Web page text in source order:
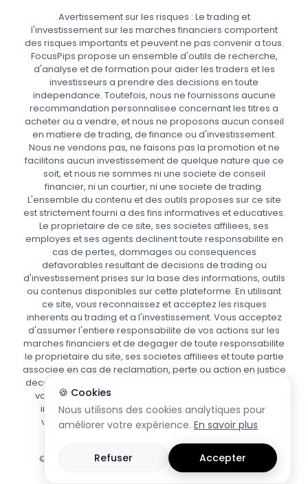
Avertissement sur les risques : Le trading et
l'investissement sur les marches financiers comportent
des risques importants et peuvent ne pas convenir a tous.
FocusPips propose un ensemble d'outils de recherche,
d'analyse et de formation pour aider les traders et les
investisseurs a prendre des decisions en toute
independance. Toutefois, nous ne fournissons aucune
recommandation personnalisee concernant les titres a
acheter ou a vendre, et nous ne proposons aucun conseil
en matiere de trading, de finance ou d'investissement.
Nous ne vendons pas, ne faisons pas la promotion et ne
facilitons aucun investissement de quelque nature que ce
soit, et nous ne sommes ni une societe de conseil
financier, ni un courtier, ni une societe de trading.
L'ensemble du contenu et des outils proposes sur ce site
est strictement fourni a des fins informatives et educatives.
Le proprietaire de ce site, ses societes affiliees, ses
employes et ses agents declinent toute responsabilite en
cas de pertes, dommages ou consequences
defavorables resultant de decisions de trading ou
d'investissement prises sur la base des informations, outils
ou contenus disponibles sur cette plateforme. En utilisant
ce site, vous reconnaissez et acceptez les risques
inherents au trading et a l'investissement. Vous acceptez
d'assumer l'entiere responsabilite de vos actions sur les
marches financiers et de degager de toute responsabilite
le proprietaire du site, ses societes affiliees et toute partie
associee en cas de reclamation, perte ou action en justice
decoulant de votre utilisation des informations fournies. Si
vous avez le moindre doute quant aux risques ou aux
implications du trading, nous vous recommandons
vivement de demander conseil a un professionnel
financier agree.
© Copyright 2025 | www.focuspips.com | Tous droits
reserves
🍪 Cookies
Nous utilisons des cookies analytiques pour
améliorer votre expérience. En savoir plus
Refuser Accepter